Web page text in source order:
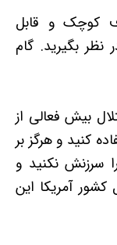
کوچک و قابل
بگیرید. گام
بیش فعالی از
کنید و هرگز بر
سرزنش نکنید و
آمریکا این